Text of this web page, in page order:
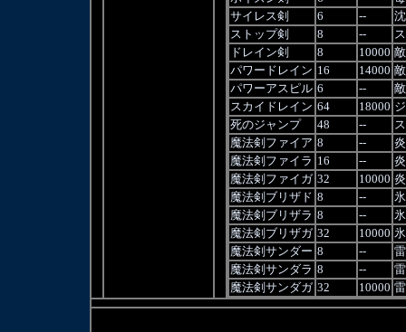
サイレス剣
6 --
ストップ剣
8 --
ドレイン剣
8 10000
パワードレイン 16 14000
パワーアスピル 6 --
スカイドレイン 64 18000
死のジャンプ
48 --
魔法剣ファイア 8 --
魔法剣ファイラ 16 --
魔法剣ファイガ 32 10000
魔法剣ブリザド 8 --
魔法剣ブリザラ 8 --
魔法剣ブリザガ 32 10000
魔法剣サンダー 8 --
魔法剣サンダラ 8 --
魔法剣サンダガ 32 10000